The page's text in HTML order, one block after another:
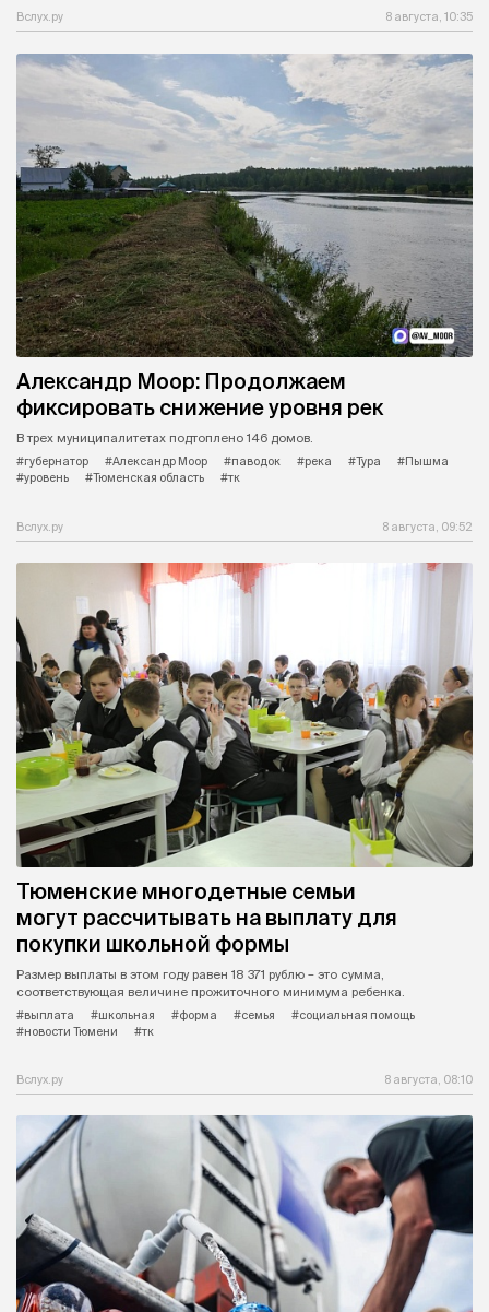
Вслух.ру 8 августа, 10:35
Александр Моор: Продолжаем
фиксировать снижение уровня рек
В трех муниципалитетах подтоплено 146 домов.
#губернатор
#Александр Моор #паводок #река #Тура
#Пышма
#уровень
#Тюменская область #тк
Вслух.ру 8 августа, 09:52
Тюменские многодетные семьи
могут рассчитывать на выплату для
покупки школьной формы
Размер выплаты в этом году равен 18 371 рублю – это сумма,
соответствующая величине прожиточного минимума ребенка.
#выплата
#школьная #форма #семья
#социальная помощь
#новости Тюмени
#тк
Вслух.ру 8 августа, 08:10